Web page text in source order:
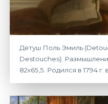
Детуш Поль Эмиль
Destouches).
82х65,5. Родился в 1794 г.